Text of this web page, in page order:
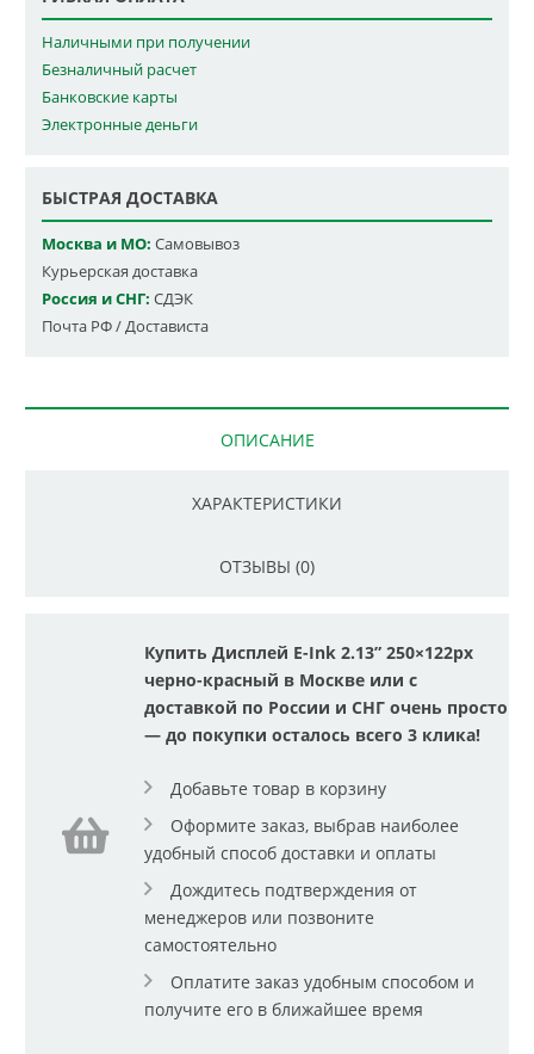
Наличными при получении
Безналичный расчет
Банковские карты
Электронные деньги
БЫСТРАЯ ДОСТАВКА
Москва и МО: Самовывоз
Курьерская доставка
Россия и СНГ: СДЭК
Почта РФ / Достависта
ОПИСАНИЕ
ХАРАКТЕРИСТИКИ
ОТЗЫВЫ (0)
Купить Дисплей E-Ink 2.13” 250×122px
черно-красный в Москве или с
доставкой по России и СНГ очень просто
— до покупки осталось всего 3 клика!
Добавьте товар в корзину
Оформите заказ, выбрав наиболее
удобный способ доставки и оплаты
Дождитесь подтверждения от
менеджеров или позвоните
самостоятельно
Оплатите заказ удобным способом и
получите его в ближайшее время